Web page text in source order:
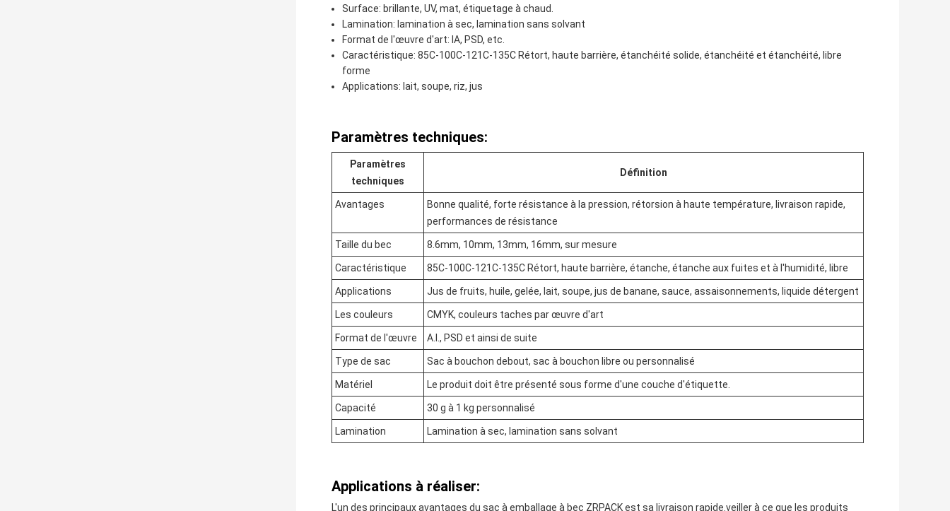
Surface: brillante, UV, mat, étiquetage à chaud.
Lamination: lamination à sec, lamination sans solvant
Format de l'œuvre d'art: IA, PSD, etc.
Caractéristique: 85C-100C-121C-135C Rétort, haute barrière, étanchéité solide, étanchéité et étanchéité, libre
forme
Applications: lait, soupe, riz, jus
Paramètres techniques:
Paramètres
techniques
Définition
Avantages
Bonne qualité, forte résistance à la pression, rétorsion à haute température, livraison rapide,
performances de résistance
Taille du bec 8.6mm, 10mm, 13mm, 16mm, sur mesure
Caractéristique 85C-100C-121C-135C Rétort, haute barrière, étanche, étanche aux fuites et à l'humidité, libre
Applications Jus de fruits, huile, gelée, lait, soupe, jus de banane, sauce, assaisonnements, liquide détergent
Les couleurs CMYK, couleurs taches par œuvre d'art
Format de l'œuvre A.I., PSD et ainsi de suite
Type de sac Sac à bouchon debout, sac à bouchon libre ou personnalisé
Matériel Le produit doit être présenté sous forme d'une couche d'étiquette.
Capacité 30 g à 1 kg personnalisé
Lamination Lamination à sec, lamination sans solvant
Applications à réaliser:
L'un des principaux avantages du sac à emballage à bec ZRPACK est sa livraison rapide.veiller à ce que les produits